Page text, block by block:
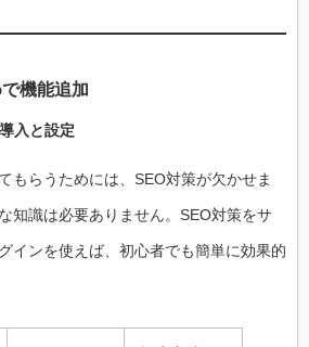
機能追加
入と設定
もらうためには、SEO対策が欠かせま
知識は必要ありません。SEO対策をサ
インを使えば、初心者でも簡単に効果的